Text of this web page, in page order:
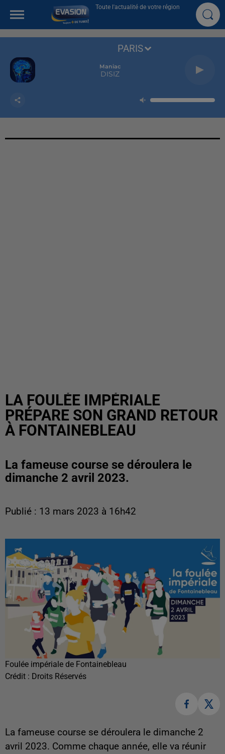
Toute l'actualité de votre région
Maniac
DISIZ
PARIS
LA FOULÉE IMPÉRIALE
PRÉPARE SON GRAND RETOUR
À FONTAINEBLEAU
La fameuse course se déroulera le
dimanche 2 avril 2023.
Publié : 13 mars 2023 à 16h42
Foulée impériale de Fontainebleau
Crédit : Droits Réservés
La fameuse course se déroulera le dimanche 2
avril 2023. Comme chaque année, elle va réunir